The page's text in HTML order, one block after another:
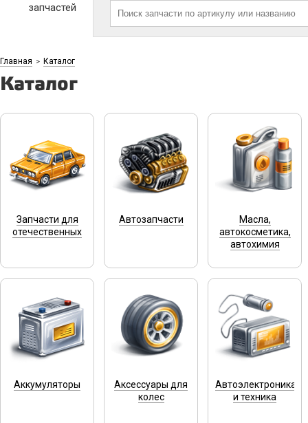
запчастей
Главная > Каталог
Каталог
Запчасти для
отечественных
Автозапчасти
Масла,
автокосметика,
автохимия
Аккумуляторы
Аксессуары для
колес
Автоэлектроника
и техника